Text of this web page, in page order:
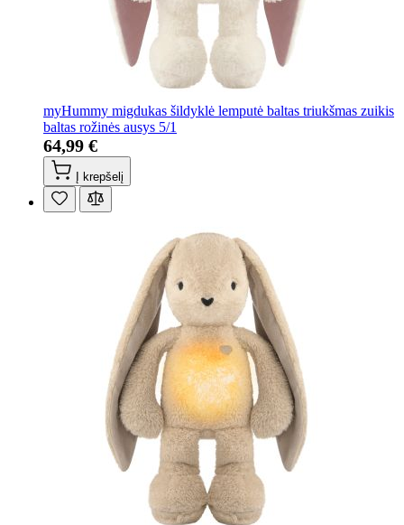
myHummy migdukas šildyklė lemputė baltas triukšmas zuikis
baltas rožinės ausys 5/1
64,99 €
Į krepšelį